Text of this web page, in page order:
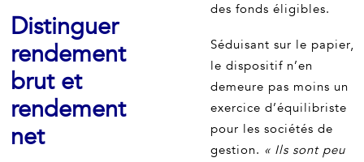
Distinguer
rendement
brut et
rendement
net
des fonds éligibles.
Séduisant sur le papier,
le dispositif n’en
demeure pas moins un
exercice d’équilibriste
pour les sociétés de
gestion. « Ils sont peu